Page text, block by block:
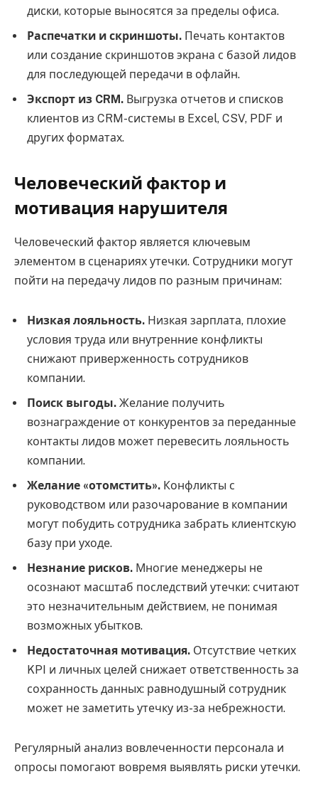
диски, которые выносятся за пределы офиса.
Распечатки и скриншоты. Печать контактов
или создание скриншотов экрана с базой лидов
для последующей передачи в офлайн.
Экспорт из CRM. Выгрузка отчетов и списков
клиентов из CRM-системы в Excel, CSV, PDF и
других форматах.
Человеческий фактор и
мотивация нарушителя
Человеческий фактор является ключевым
элементом в сценариях утечки. Сотрудники могут
пойти на передачу лидов по разным причинам:
Низкая лояльность. Низкая зарплата, плохие
условия труда или внутренние конфликты
снижают приверженность сотрудников
компании.
Поиск выгоды. Желание получить
вознаграждение от конкурентов за переданные
контакты лидов может перевесить лояльность
компании.
Желание «отомстить». Конфликты с
руководством или разочарование в компании
могут побудить сотрудника забрать клиентскую
базу при уходе.
Незнание рисков. Многие менеджеры не
осознают масштаб последствий утечки: считают
это незначительным действием, не понимая
возможных убытков.
Недостаточная мотивация. Отсутствие четких
KPI и личных целей снижает ответственность за
сохранность данных: равнодушный сотрудник
может не заметить утечку из-за небрежности.
Регулярный анализ вовлеченности персонала и
опросы помогают вовремя выявлять риски утечки.